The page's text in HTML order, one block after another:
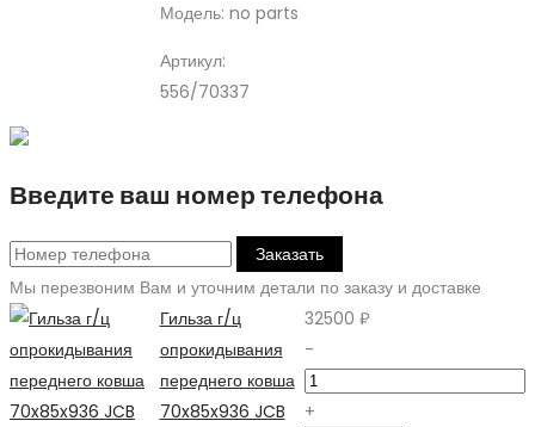
Модель: no parts
Артикул:
556/70337
Введите ваш номер телефона
Заказать
Мы перезвоним Вам и уточним детали по заказу и доставке
Гильза г/ц
опрокидывания
переднего ковша
70x85x936 JCB
32500 ₽
-
+